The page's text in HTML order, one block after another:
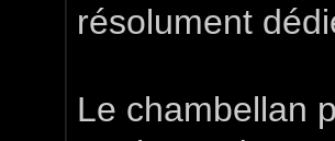
résolument
Le chambellan